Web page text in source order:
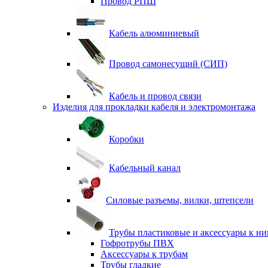
Кабель алюминиевый
Провод самонесущий (СИП)
Кабель и провод связи
Изделия для прокладки кабеля и электромонтажа
Коробки
Кабельный канал
Силовые разъемы, вилки, штепсели
Трубы пластиковые и аксессуары к
Гофротрубы ПВХ
Аксессуары к трубам
Трубы гладкие